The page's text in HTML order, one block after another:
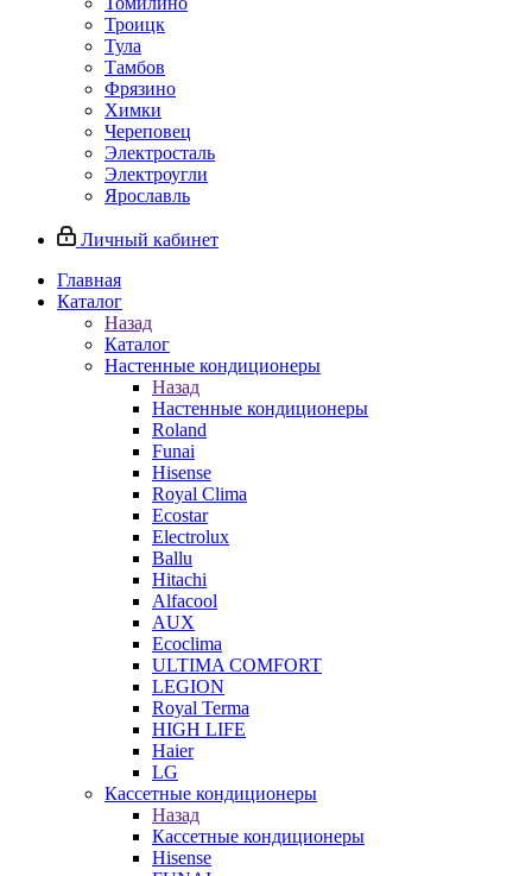
Троицк
Тула
Тамбов
Фрязино
Химки
Череповец
Электросталь
Электроугли
Ярославль
Личный кабинет
Главная
Каталог
Назад
Каталог
Настенные кондиционеры
Назад
Настенные кондиционеры
Roland
Funai
Hisense
Royal Clima
Ecostar
Electrolux
Ballu
Hitachi
Alfacool
AUX
Ecoclima
ULTIMA COMFORT
LEGION
Royal Terma
HIGH LIFE
Haier
LG
Кассетные кондиционеры
Назад
Кассетные кондиционеры
Hisense